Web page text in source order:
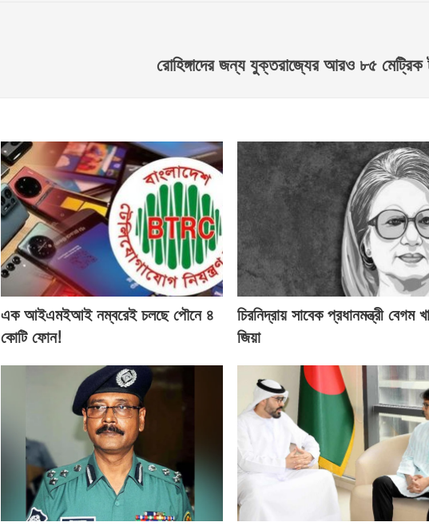
রোহিঙ্গাদের জন্য যুক্তরাজ্যের আরও ৮৫ মেট্রিক
এক আইএমইআই নম্বরেই চলছে পৌনে ৪
কোটি ফোন!
চিরনিদ্রায় সাবেক প্রধানমন্ত্রী বেগম
জিয়া